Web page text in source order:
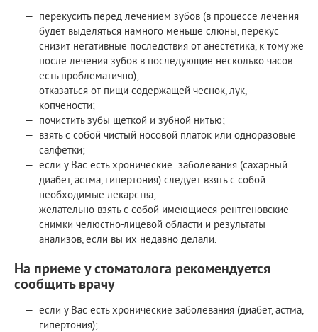
перекусить перед лечением зубов (в процессе лечения
будет выделяться намного меньше слюны, перекус
снизит негативные последствия от анестетика, к тому же
после лечения зубов в последующие несколько часов
есть проблематично);
отказаться от пищи содержащей чеснок, лук,
копчености;
почистить зубы щеткой и зубной нитью;
взять с собой чистый носовой платок или одноразовые
салфетки;
если у Вас есть хронические заболевания (сахарный
диабет, астма, гипертония) следует взять с собой
необходимые лекарства;
желательно взять с собой имеющиеся рентгеновские
снимки челюстно-лицевой области и результаты
анализов, если вы их недавно делали.
На приеме у стоматолога рекомендуется
сообщить врачу
если у Вас есть хронические заболевания (диабет, астма,
гипертония);